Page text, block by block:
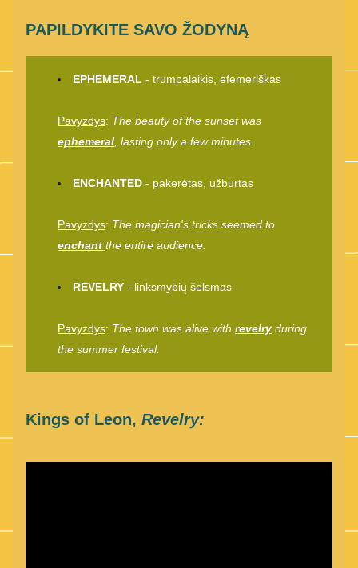
PAPILDYKITE SAVO ŽODYNĄ
EPHEMERAL - trumpalaikis, efemeriškas
Pavyzdys:
ephemeral , lasting only a few minutes.
ENCHANTED - pakerėtas, užburtas
Pavyzdys:
enchant the entire audience.
REVELRY - linksmybių šėlsmas
Pavyzdys: The town was alive with revelry during
the summer festival.
Kings of Leon, Revelry: